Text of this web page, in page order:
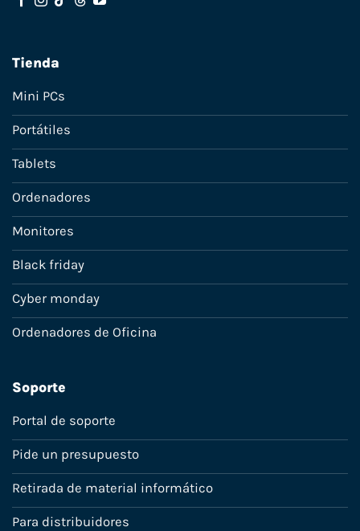
Tienda
Mini PCs
Portátiles
Tablets
Ordenadores
Monitores
Black friday
Cyber monday
Ordenadores de Oficina
Soporte
Portal de soporte
Pide un presupuesto
Retirada de material informático
Para distribuidores